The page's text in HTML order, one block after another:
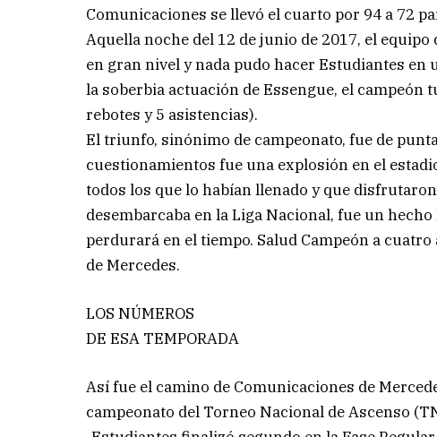
Comunicaciones se llevó el cuarto por 94 a 72
Aquella noche del 12 de junio de 2017, el
en gran nivel y nada pudo hacer Estudiantes en
la soberbia actuación de Essengue, el
rebotes y 5 asistencias).
El triunfo, sinónimo de campeonato, fue de
cuestionamientos fue una explosión en el
todos los que lo habían llenado y que
desembarcaba en la Liga Nacional, fue un
perdurará en el tiempo. Salud Campeón a
de Mercedes.
LOS NÚMEROS
DE ESA TEMPORADA
Así fue el camino de Comunicaciones de
campeonato del Torneo Nacional de Ascenso